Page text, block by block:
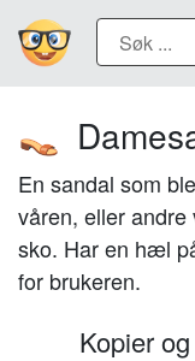
👡
En sandal som
våren, eller
sko. Har en hæl
for brukeren.
Kopier